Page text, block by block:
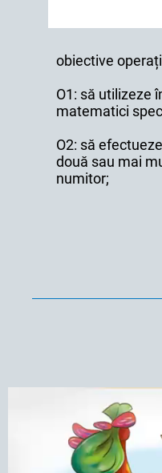
obiective
O1: să utilizeze
matematici
O2: să
două sau mai
numitor;